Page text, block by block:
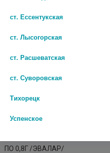
ПО 0,8Г /ЭВАЛАР/
ст. Ессентукская
ст. Лысогорская
ст. Расшеватская
ст. Суворовская
Тихорецк
Успенское